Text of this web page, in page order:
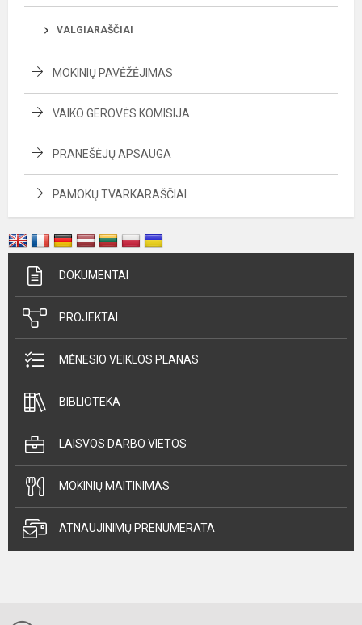
VALGIARAŠČIAI
MOKINIŲ PAVĖŽĖJIMAS
VAIKO GEROVĖS KOMISIJA
PRANEŠĖJŲ APSAUGA
PAMOKŲ TVARKARAŠČIAI
DOKUMENTAI
PROJEKTAI
MĖNESIO VEIKLOS PLANAS
BIBLIOTEKA
LAISVOS DARBO VIETOS
MOKINIŲ MAITINIMAS
ATNAUJINIMŲ PRENUMERATA